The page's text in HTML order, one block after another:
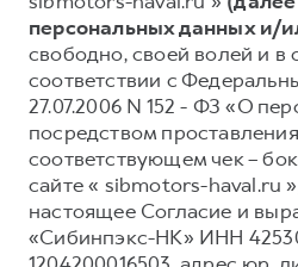
DARGO
Тест-драйв
Трейд-ин
КРЕДИТ И
Кредитный калькулятор
Страхование
СЕРВИСНОЕ
Нулевое ТО
Программа «Помощь на
Регламенты технического
Электронный ПТС
О дилере
Наша команда
Контакты
персональных данных и/
свободно, своей волей и в
соответствии с
27.07.2006 N 152 - ФЗ «О
посредством
соответствующем чек –
сайте « sibmotors-haval.ru
настоящее Согласие и
«Сибинпэкс-НК» ИНН